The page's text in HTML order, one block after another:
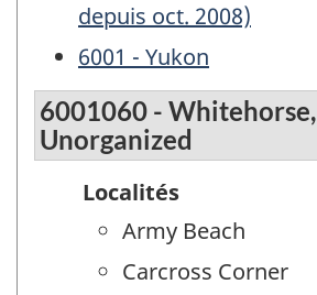
depuis oct. 2008)
6001 - Yukon
6001060 - Whitehorse,
Unorganized
Localités
Army Beach
Carcross Corner